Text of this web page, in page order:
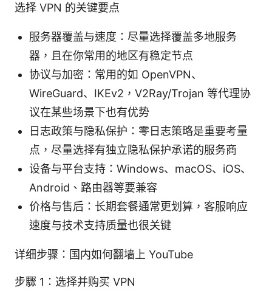
选择 VPN 的关键要点
服务器覆盖与速度：尽量选择覆盖多地服务
器，且在你常用的地区有稳定节点
协议与加密：常用的如 OpenVPN、
WireGuard、IKEv2，V2Ray/Trojan 等代理协
议在某些场景下也有优势
日志政策与隐私保护：零日志策略是重要考量
点，尽量选择有独立隐私保护承诺的服务商
设备与平台支持：Windows、macOS、iOS、
Android、路由器等要兼容
价格与售后：长期套餐通常更划算，客服响应
速度与技术支持质量也很关键
详细步骤：国内如何翻墙上 YouTube
步驟 1：选择并购买 VPN